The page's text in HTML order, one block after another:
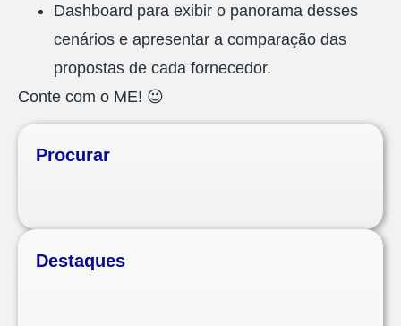
Dashboard para exibir o panorama desses
cenários e apresentar a comparação das
propostas de cada fornecedor.
Conte com o ME! 😉
Procurar
Destaques